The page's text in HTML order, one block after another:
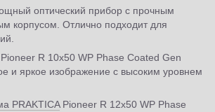
оптический прибор с прочным
корпусом. Отлично подходит для
R 10x50 WP Phase Coated Gen
и яркое изображение с высоким уровнем
PRAKTICAPioneer R 12x50 WP Phase